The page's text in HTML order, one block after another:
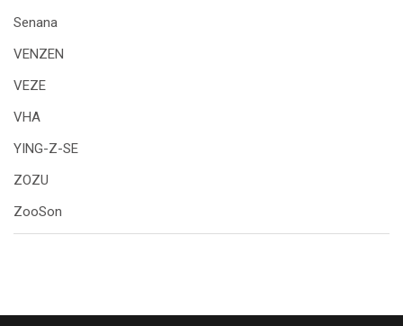
Senana
VENZEN
VEZE
VHA
YING-Z-SE
ZOZU
ZooSon